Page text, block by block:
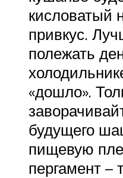
кисловатый
привкус.
полежать
«дошло».
будущего
пищевую
пергамент –